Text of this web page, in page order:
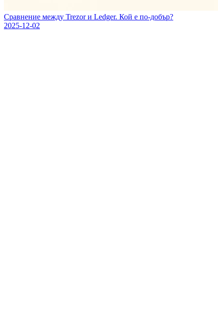
Сравнение между Trezor и Ledger. Кой е по-добър?
2025-12-02